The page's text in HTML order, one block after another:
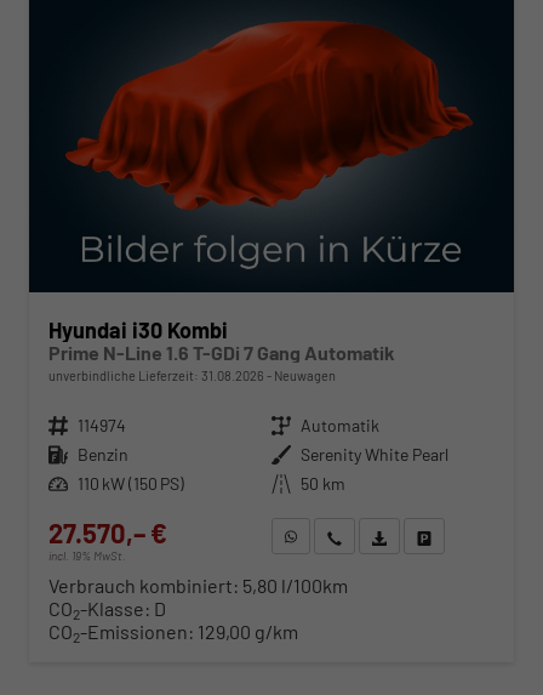
Hyundai i30 Kombi
Prime N-Line 1.6 T-GDi 7 Gang Automatik
unverbindliche Lieferzeit: 31.08.2026 Neuwagen
Fahrzeugnr. 114974 Getriebe Automatik
Kraftstoff Benzin Außenfarbe Serenity White Pearl
Leistung 110 kW (150 PS) Kilometerstand 50 km
27.570,– €
incl. 19% MwSt.
WhatsApp anfragen
Wir rufen Sie anFahrzeugexposé (PDF)
Verbrauch kombiniert: 5,80 l/100km
CO2-Klasse: D
CO2-Emissionen: 129,00 g/km